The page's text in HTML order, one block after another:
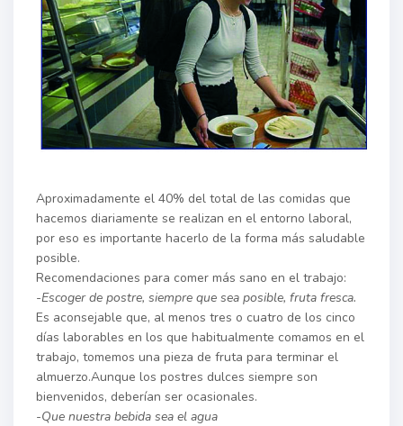
Aproximadamente el 40% del total de las comidas que
hacemos diariamente se realizan en el entorno laboral,
por eso es importante hacerlo de la forma más saludable
posible.
Recomendaciones para comer más sano en el trabajo:
-Escoger de postre, siempre que sea posible, fruta fresca.
Es aconsejable que, al menos tres o cuatro de los cinco
días laborables en los que habitualmente comamos en el
trabajo, tomemos una pieza de fruta para terminar el
almuerzo.Aunque los postres dulces siempre son
bienvenidos, deberían ser ocasionales.
-Que nuestra bebida sea el agua